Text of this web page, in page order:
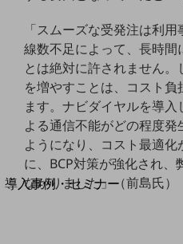
運用保守・故障紛失サポート
回線・ネットワーク
お手続き
別ウィンドウで開きます
サービスをご利用中のお客さま
導入事例・セミナー
「スムーズな受発注は利
線数不足によって、長時間
とは絶対に許されません
を増やすことは、コスト
ます。ナビダイヤルを導
よる通信不能がどの程度
ようになり、コスト最適
に、BCP対策が強化され
ながりました」（前島氏）